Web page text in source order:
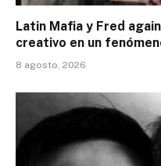
Latin Mafia y Fred
creativo en un
8 agosto, 2026